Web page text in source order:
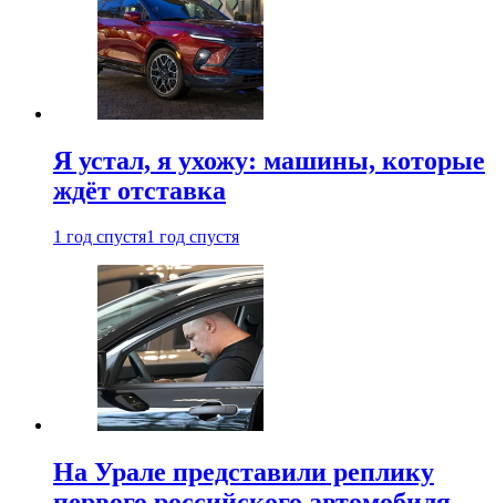
Я устал, я ухожу: машины, которые
ждёт отставка
1 год спустя1 год спустя
На Урале представили реплику